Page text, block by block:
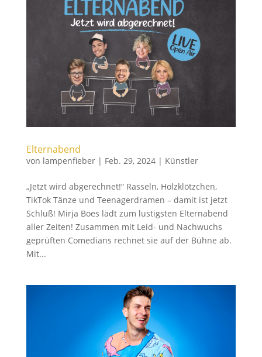
Elternabend
von lampenfieber| Feb. 29, 2024| Künstler
„Jetzt wird abgerechnet!“ Rasseln, Holzklötzchen,
TikTok Tänze und Teenagerdramen – damit ist jetzt
Schluß! Mirja Boes lädt zum lustigsten Elternabend
aller Zeiten! Zusammen mit Leid- und Nachwuchs
geprüften Comedians rechnet sie auf der Bühne ab.
Mit...